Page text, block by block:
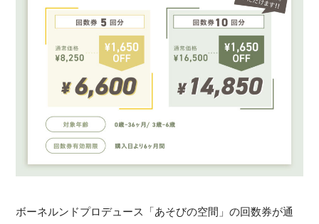
ボーネルンドプロデュース「あそびの空間」の回数券が通